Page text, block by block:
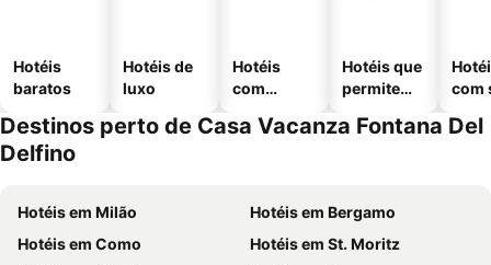
Hotéis
baratos
Hotéis de
luxo
Hotéis
com
Hotéis que
permitem
com
Destinos perto de Casa Vacanza Fontana Del
Delfino
Hotéis em Milão
Hotéis em Bergamo
Hotéis em Como
Hotéis em St. Moritz